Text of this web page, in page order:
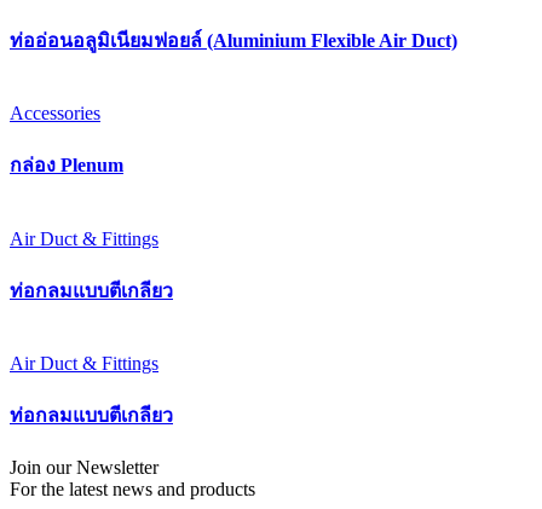
ท่ออ่อนอลูมิเนียมฟอยล์ (Aluminium Flexible Air Duct)
Accessories
กล่อง Plenum
Air Duct & Fittings
ท่อกลมแบบตีเกลียว
Air Duct & Fittings
ท่อกลมแบบตีเกลียว
Join our Newsletter
For the latest news and products